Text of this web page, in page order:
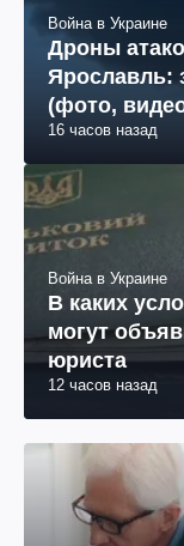
Война в Украине
Дроны
Ярославль:
(фото,
16 часов назад
Война в Украине
В каких
могут
юриста
12 часов назад